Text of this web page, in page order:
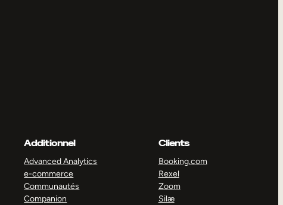
Additionnel
Advanced Analytics
e-commerce
Communautés
Companion
Clients
Booking.com
Rexel
Zoom
Silæ